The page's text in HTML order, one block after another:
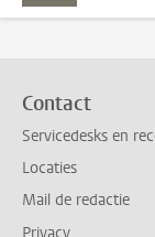
Contact
Servicedesks en
Locaties
Mail de redactie